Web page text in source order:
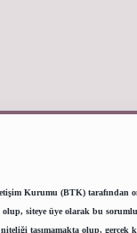
Kurumu (BTK) tarafından
siteye üye olarak bu
taşımamakta olup,